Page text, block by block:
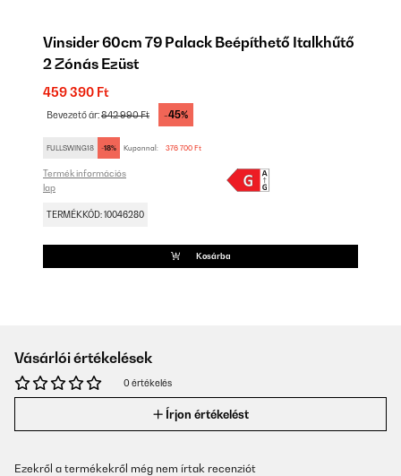
Vinsider 60cm 79 Palack Beépíthető Italkhűtő
2 Zónás Ezüst
459 390 Ft
Bevezető ár:842 990 Ft -45%
FULLSWING18 -18% Kuponnal: 376 700 Ft
Termék információs
lap
TERMÉKKÓD: 10046280
Kosárba
Vásárlói értékelések
0 értékelés
Írjon értékelést
Ezekről a termékekről még nem írtak recenziót